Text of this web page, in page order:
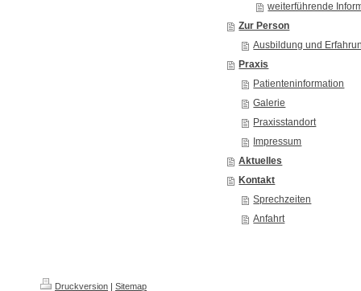
weiterführende
Zur Person
Ausbildung und
Praxis
Patienteninformation
Galerie
Praxisstandort
Impressum
Aktuelles
Kontakt
Sprechzeiten
Anfahrt
Druckversion | Sitemap